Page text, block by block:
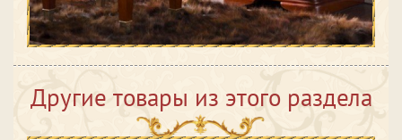
Другие товары из этого раздела